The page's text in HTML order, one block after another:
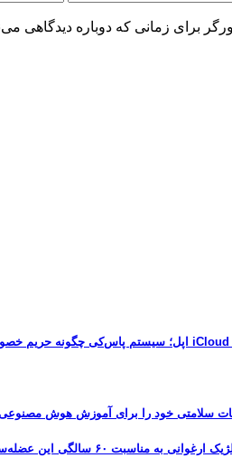
برای زمانی که دوباره دیدگاهی
سلامتی خود را برای آموزش هوش